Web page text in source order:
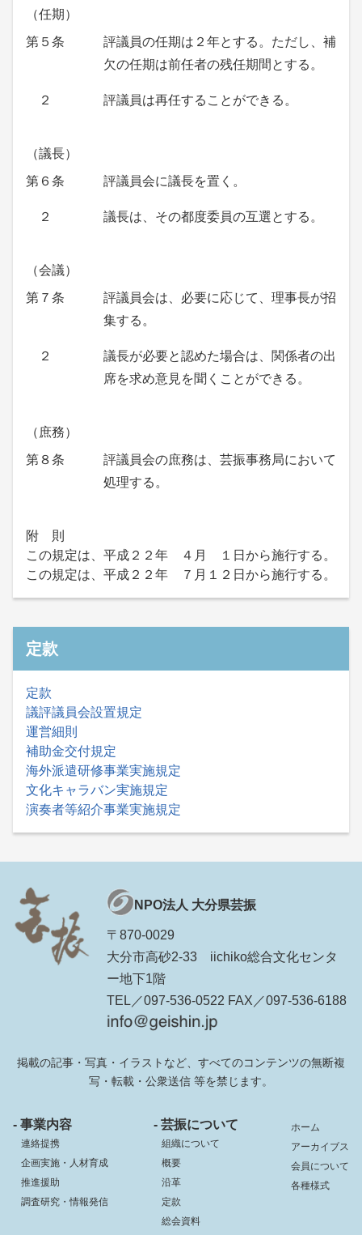
（任期）
第５条
評議員の任期は２年とする。ただし、補
欠の任期は前任者の残任期間とする。
２ 評議員は再任することができる。
（議長）
第６条
評議員会に議長を置く。
２ 議長は、その都度委員の互選とする。
（会議）
第７条
評議員会は、必要に応じて、理事長が招
集する。
２
議長が必要と認めた場合は、関係者の出
席を求め意見を聞くことができる。
（庶務）
第８条
評議員会の庶務は、芸振事務局において
処理する。
附 則
この規定は、平成２２年 ４月 １日から施行する。
この規定は、平成２２年 ７月１２日から施行する。
定款
定款
議評議員会設置規定
運営細則
補助金交付規定
海外派遣研修事業実施規定
文化キャラバン実施規定
演奏者等紹介事業実施規定
NPO法人 大分県芸振
〒870-0029
大分市高砂2-33 iichiko総合文化センタ
ー地下1階
TEL／097-536-0522 FAX／097-536-6188
掲載の記事・写真・イラストなど、すべてのコンテンツの無断複
写・転載・公衆送信 等を禁じます。
- 事業内容
連絡提携
企画実施・人材育成
推進援助
調査研究・情報発信
- 芸振について
組織について
概要
沿革
定款
総会資料
ホーム
アーカイブス
会員について
各種様式